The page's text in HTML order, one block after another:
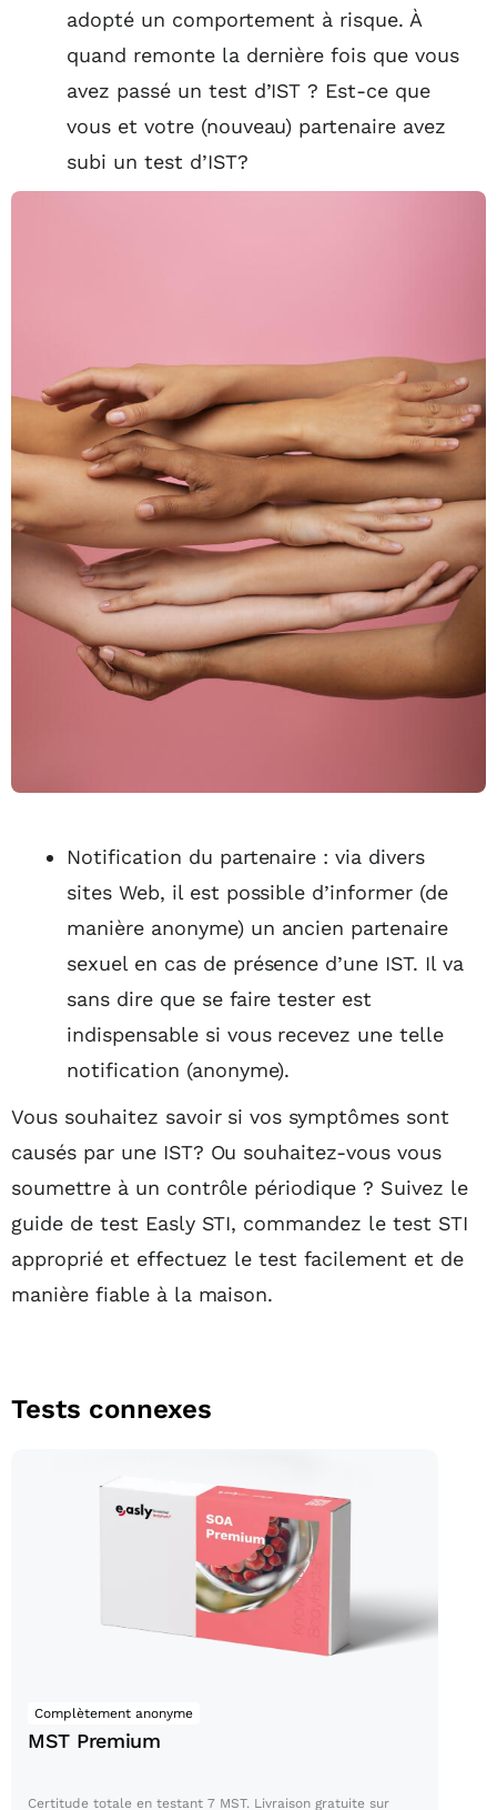
adopté un comportement à risque. À
quand remonte la dernière fois que vous
avez passé un test d’IST ? Est-ce que
vous et votre (nouveau) partenaire avez
subi un test d’IST?
Notification du partenaire : via divers
sites Web, il est possible d’informer (de
manière anonyme) un ancien partenaire
sexuel en cas de présence d’une IST. Il va
sans dire que se faire tester est
indispensable si vous recevez une telle
notification (anonyme).
Vous souhaitez savoir si vos symptômes sont
causés par une IST? Ou souhaitez-vous vous
soumettre à un contrôle périodique ? Suivez le
guide de test Easly STI, commandez le test STI
approprié et effectuez le test facilement et de
manière fiable à la maison.
Tests connexes
MST Premium
Complètement anonyme
MST Premium
Certitude totale en testant 7 MST. Livraison gratuite sur